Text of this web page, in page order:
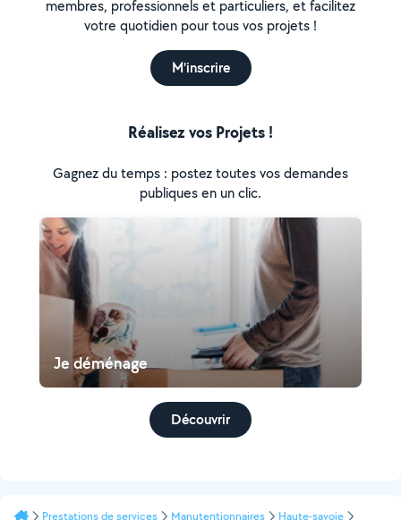
membres, professionnels et particuliers, et facilitez
votre quotidien pour tous vos projets !
M'inscrire
Réalisez vos Projets !
Gagnez du temps : postez toutes vos demandes
publiques en un clic.
Je déménage
Découvrir
Prestations de services Manutentionnaires Haute-savoie